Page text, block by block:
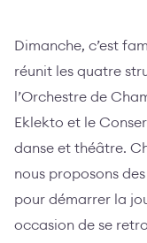
Dimanche, c’est
réunit les quatre
l’Orchestre de
Eklekto et le
danse et théâtre.
nous proposons
pour démarrer la
occasion de se